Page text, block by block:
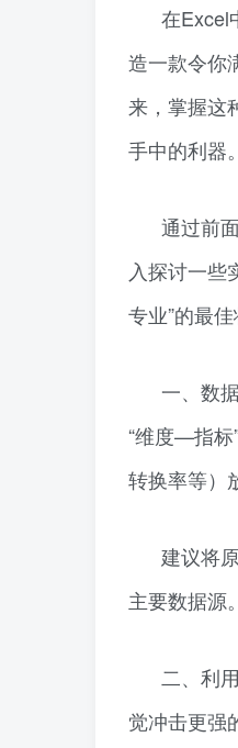
在Excel
造一款令你
来，掌握这
手中的利器。
通过前
入探讨一些
专业”的最佳
一、数
“维度—指标
转换率等）
建议将
主要数据源
二、利
觉冲击更强